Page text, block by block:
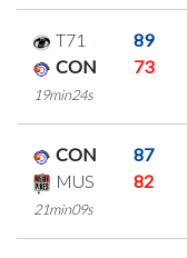
T71
89
CON
73
19min24s
CON
87
MUS
82
21min09s